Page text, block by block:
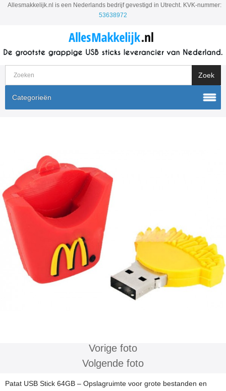
Allesmakkelijk.nl is een Nederlands bedrijf gevestigd in Utrecht. KVK-nummer:
53638972
Categorieën
Vorige foto
Volgende foto
Patat USB Stick 64GB – Opslagruimte voor grote bestanden en